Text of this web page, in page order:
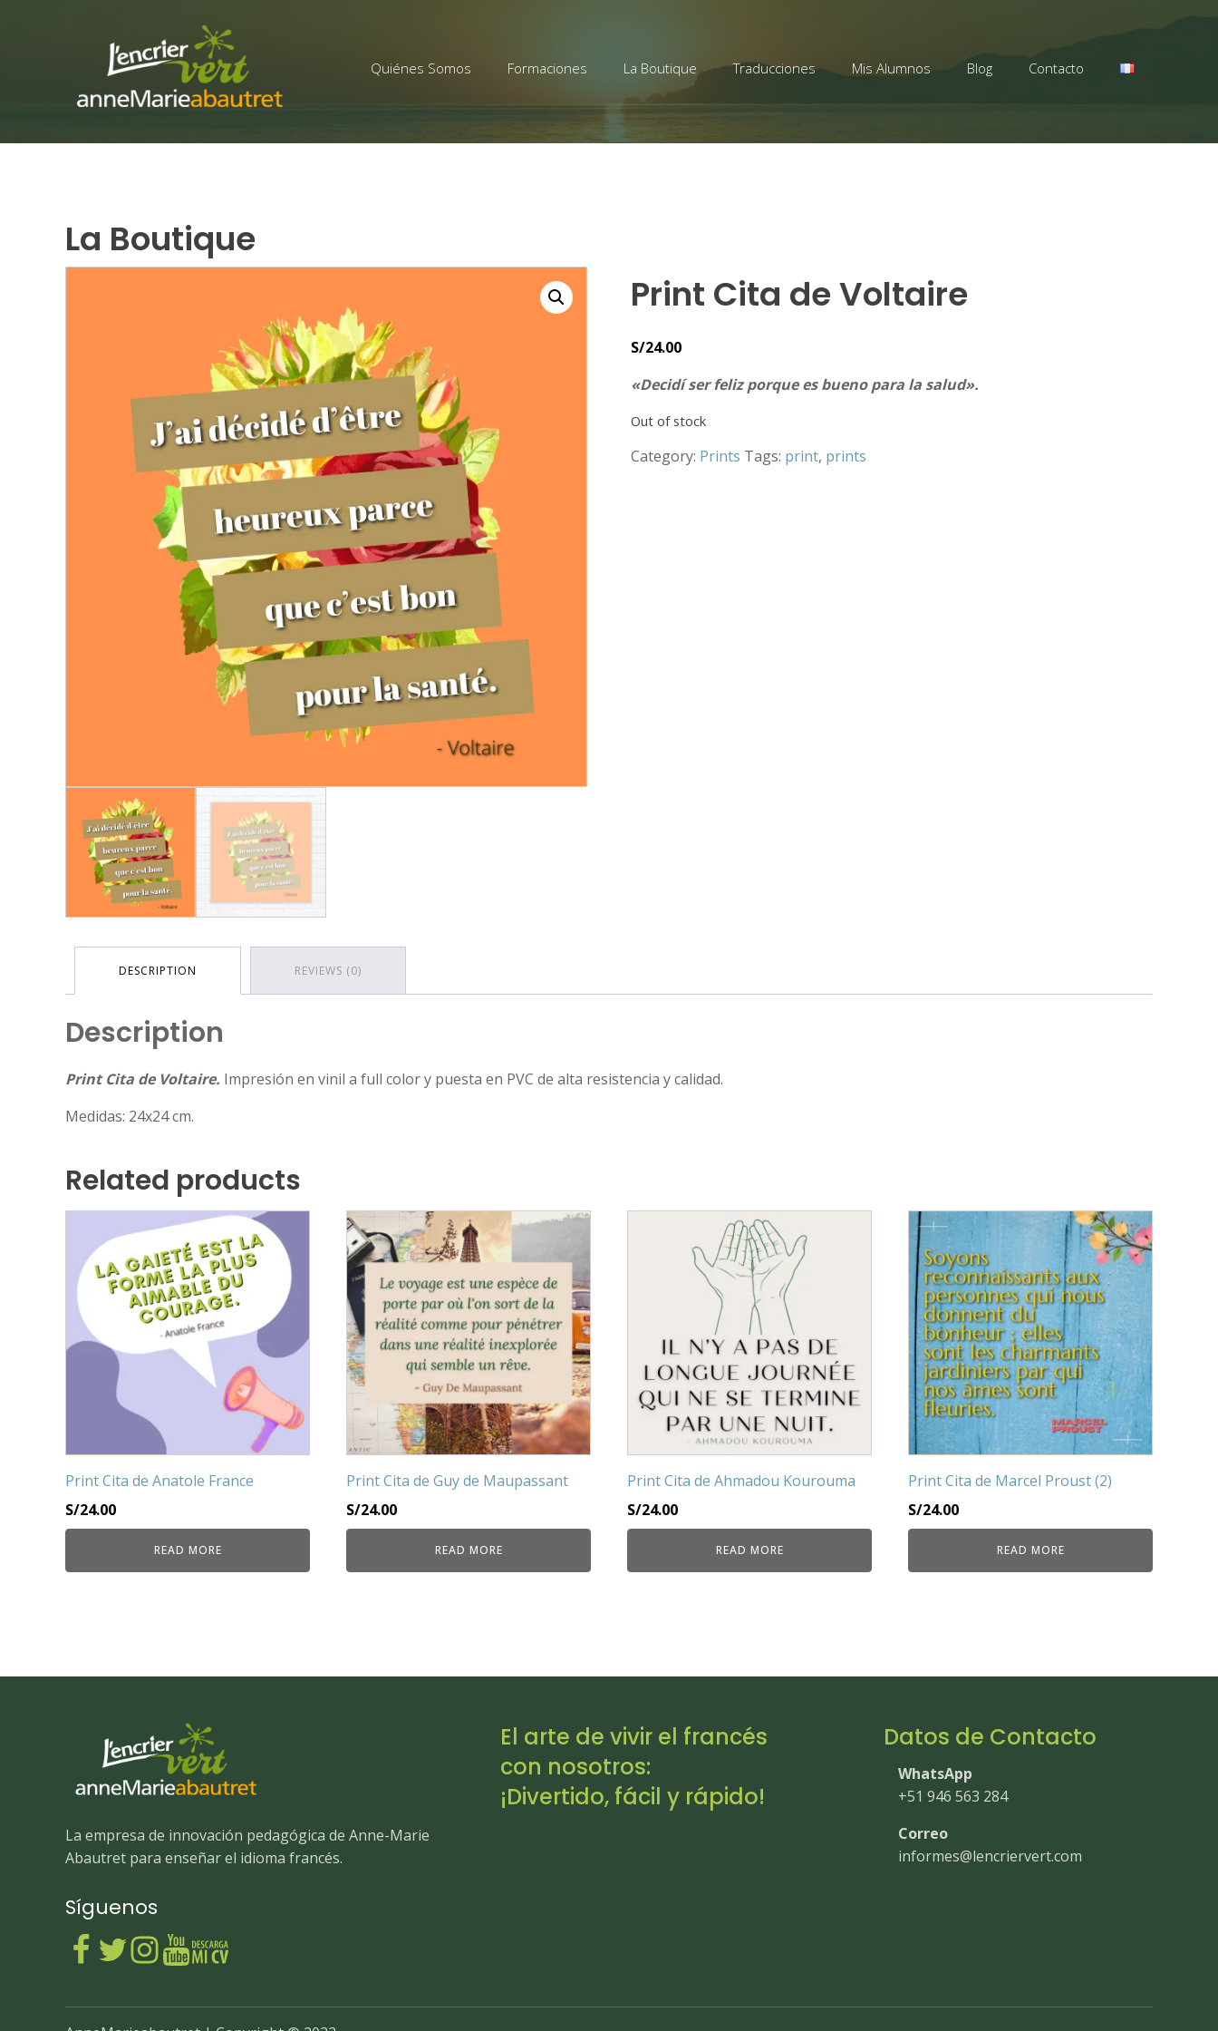
Quiénes Somos Formaciones La Boutique Traducciones Mis Alumnos Blog Contacto
La Boutique
Print Cita de Voltaire
S/24.00
«Decidí ser feliz porque es bueno para la salud».
Out of stock
Category: Prints Tags: print, prints
DESCRIPTION REVIEWS (0)
Description
Print Cita de Voltaire. Impresión en vinil a full color y puesta en PVC de alta resistencia y calidad.
Medidas: 24x24 cm.
Related products
Print Cita de Anatole France
S/24.00
READ MORE
Print Cita de Guy de Maupassant
S/24.00
READ MORE
Print Cita de Ahmadou Kourouma
S/24.00
READ MORE
Print Cita de Marcel Proust (2)
S/24.00
READ MORE
La empresa de innovación pedagógica de Anne-Marie
Abautret para enseñar el idioma francés.
Síguenos
El arte de vivir el francés
con nosotros:
¡Divertido, fácil y rápido!
Datos de Contacto
WhatsApp
+51 946 563 284
Correo
informes@lencriervert.com